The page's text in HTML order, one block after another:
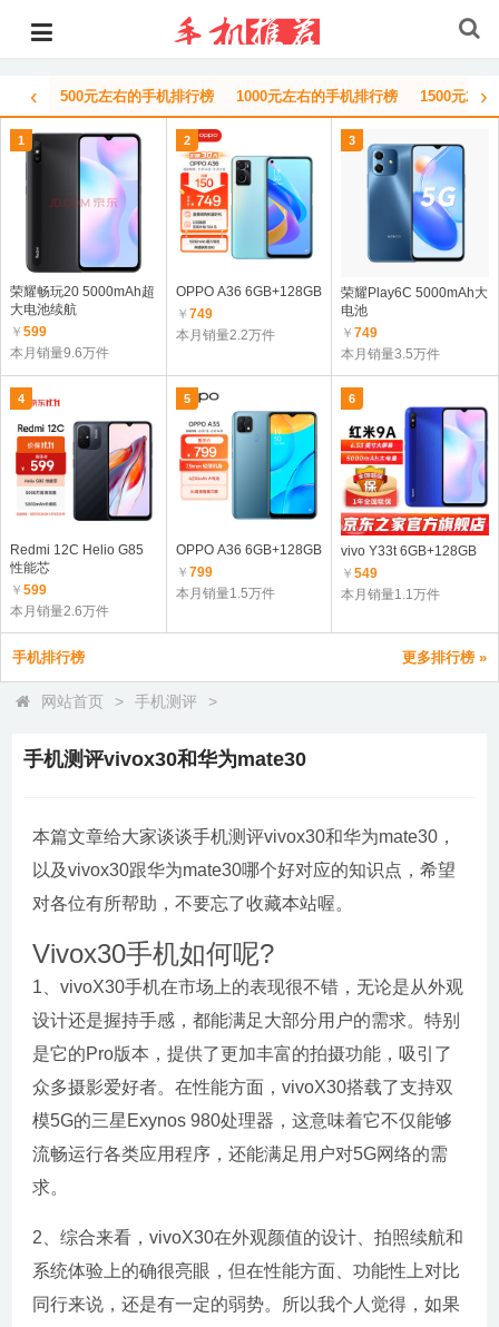
‹ 500元左右的手机排行榜 1000元左右的手机排行榜 1500元左›
1
荣耀畅玩20 5000mAh超
大电池续航
￥ 599
本月销量9.6万件
2
OPPO A36 6GB+128GB
￥ 749
本月销量2.2万件
3
荣耀Play6C 5000mAh大
电池
￥749
本月销量3.5万件
4
Redmi 12C Helio G85
性能芯
￥ 599
本月销量2.6万件
5
OPPO A36 6GB+128GB
￥ 799
本月销量1.5万件
6
vivo Y33t 6GB+128GB
￥549
本月销量1.1万件
手机排行榜 更多排行榜 »
网站首页 > 手机测评 >
手机测评vivox30和华为mate30
本篇文章给大家谈谈手机测评vivox30和华为mate30，
以及vivox30跟华为mate30哪个好对应的知识点，希望
对各位有所帮助，不要忘了收藏本站喔。
Vivox30手机如何呢?
1、vivoX30手机在市场上的表现很不错，无论是从外观
设计还是握持手感，都能满足大部分用户的需求。特别
是它的Pro版本，提供了更加丰富的拍摄功能，吸引了
众多摄影爱好者。在性能方面，vivoX30搭载了支持双
模5G的三星Exynos 980处理器，这意味着它不仅能够
流畅运行各类应用程序，还能满足用户对5G网络的需
求。
2、综合来看，vivoX30在外观颜值的设计、拍照续航和
系统体验上的确很亮眼，但在性能方面、功能性上对比
同行来说，还是有一定的弱势。所以我个人觉得，如果